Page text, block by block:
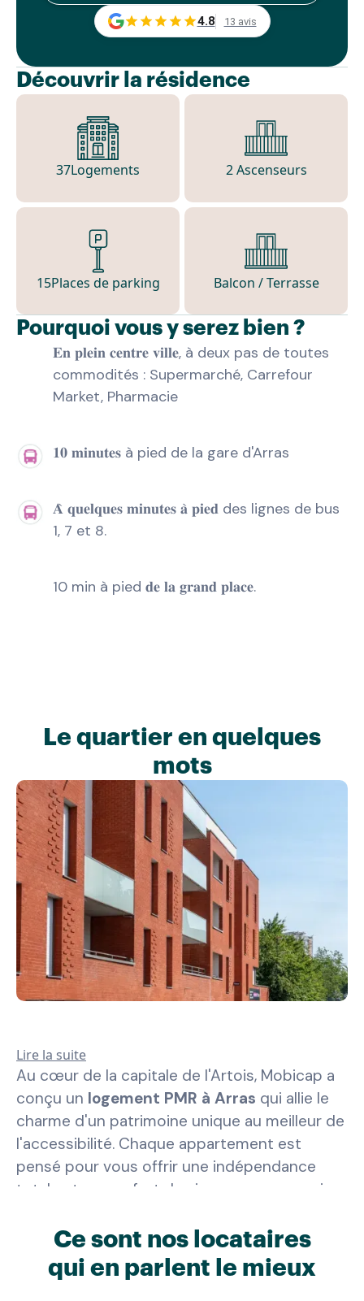
4.8 13 avis
Découvrir la résidence
37Logements 2 Ascenseurs
15Places de parking Balcon / Terrasse
Pourquoi vous y serez bien ?
𝐄𝐧 𝐩𝐥𝐞𝐢𝐧 𝐜𝐞𝐧𝐭𝐫𝐞 𝐯𝐢𝐥𝐥𝐞, à deux pas de toutes
commodités : Supermarché, Carrefour
Market, Pharmacie
𝟏𝟎 𝐦𝐢𝐧𝐮𝐭𝐞𝐬 à pied de la gare d'Arras
𝐀̀ 𝐪𝐮𝐞𝐥𝐪𝐮𝐞𝐬 𝐦𝐢𝐧𝐮𝐭𝐞𝐬 𝐚̀ 𝐩𝐢𝐞𝐝 des lignes de bus
1, 7 et 8.
10 min à pied 𝐝𝐞 𝐥𝐚 𝐠𝐫𝐚𝐧𝐝 𝐩𝐥𝐚𝐜𝐞.
Le quartier en quelques
mots
Lire la suite
Au cœur de la capitale de l'Artois, Mobicap a
conçu un logement PMR à Arras qui allie le
charme d'un patrimoine unique au meilleur de
l'accessibilité. Chaque appartement est
pensé pour vous offrir une indépendance
totale et un confort de vie sans compromis.
Le cœur de vie
est un séjour lumineux et aux
volumes généreux, qui vous permet de
circuler librement, y compris en fauteuil, et de
Ce sont nos locataires
qui en parlent le mieux